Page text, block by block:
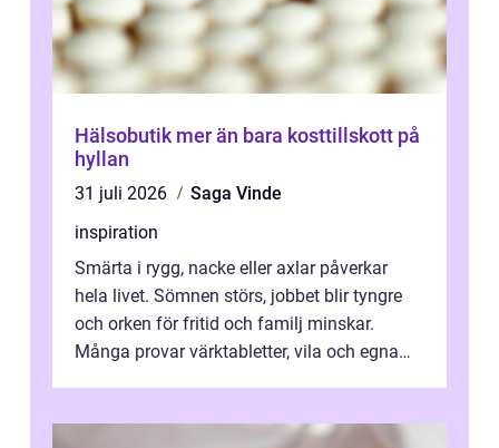
Hälsobutik mer än bara kosttillskott på
hyllan
31 juli 2026
Saga Vinde
inspiration
Smärta i rygg, nacke eller axlar påverkar
hela livet. Sömnen störs, jobbet blir tyngre
och orken för fritid och familj minskar.
Många provar värktabletter, vila och egna